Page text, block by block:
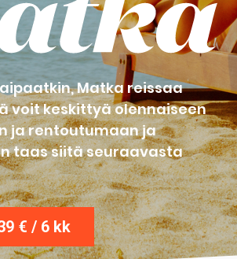
Matka reissaa
voit keskittyä olennaiseen
ja rentoutumaan ja
taas siitä seuraavasta
€ / 6 kk